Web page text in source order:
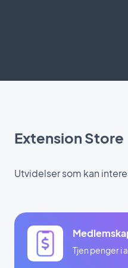
Extension Store
Utvidelser som kan
Tjen penger i